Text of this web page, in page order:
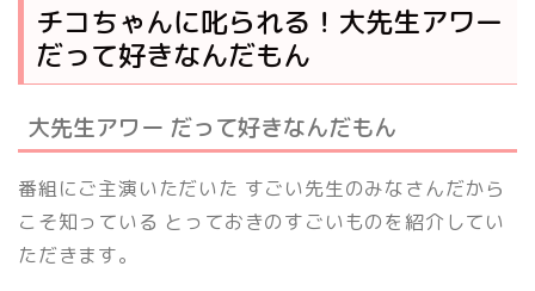
チコちゃんに叱られる！大先生アワー
だって好きなんだもん
大先生アワー だって好きなんだもん
番組にご主演いただいた すごい先生のみなさんだから
こそ知っている とっておきのすごいものを紹介してい
ただきます。